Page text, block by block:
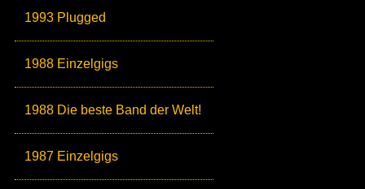
1993 Plugged
1988 Einzelgigs
1988 Die beste Band der Welt!
1987 Einzelgigs